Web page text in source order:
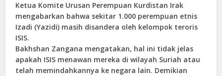
Ketua Komite Urusan Perempuan Kurdistan Irak
mengabarkan bahwa sekitar 1.000 perempuan etnis
Izadi (Yazidi) masih disandera oleh kelompok teroris
ISIS.
Bakhshan Zangana mengatakan, hal ini tidak jelas
apakah ISIS menawan mereka di wilayah Suriah atau
telah memindahkannya ke negara lain. Demikian